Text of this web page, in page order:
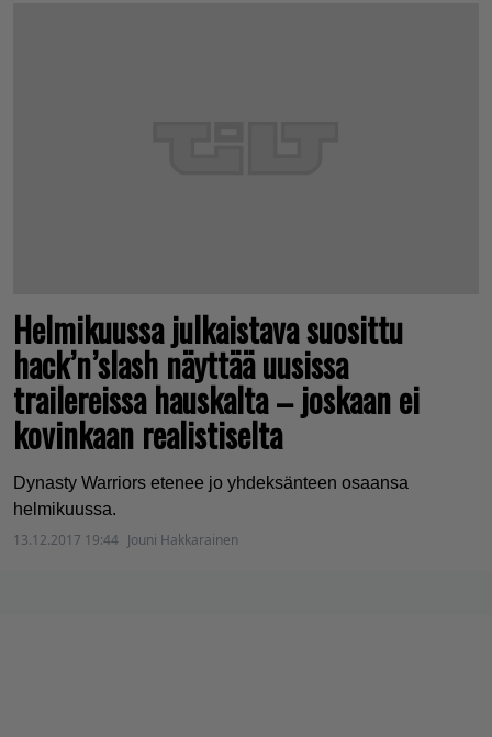
Helmikuussa julkaistava suosittu
hack’n’slash näyttää uusissa
trailereissa hauskalta – joskaan ei
kovinkaan realistiselta
Dynasty Warriors etenee jo yhdeksänteen osaansa
helmikuussa.
13.12.2017 19:44 Jouni Hakkarainen